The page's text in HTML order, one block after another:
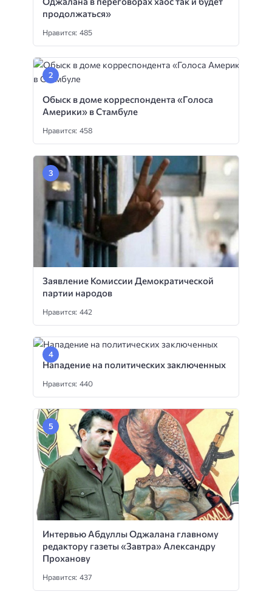
продолжаться»
Нравится: 485
Обыск в доме корреспондента «Голоса
Америки» в Стамбуле
Нравится: 458
Заявление Комиссии Демократической
партии народов
Нравится: 442
Нападение на политических заключенных
Нравится: 440
Интервью Абдуллы Оджалана главному
редактору газеты «Завтра» Александру
Проханову
Нравится: 437